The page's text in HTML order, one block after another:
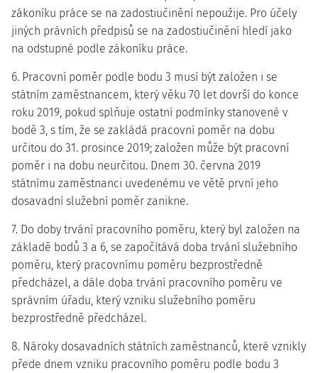
zákoníku práce se na zadostiučinění nepoužije. Pro účely
jiných právních předpisů se na zadostiučinění hledí jako
na odstupné podle zákoníku práce.
6. Pracovní poměr podle bodu 3 musí být založen i se
státním zaměstnancem, který věku 70 let dovrší do konce
roku 2019, pokud splňuje ostatní podmínky stanovené v
bodě 3, s tím, že se zakládá pracovní poměr na dobu
určitou do 31. prosince 2019; založen může být pracovní
poměr i na dobu neurčitou. Dnem 30. června 2019
státnímu zaměstnanci uvedenému ve větě první jeho
dosavadní služební poměr zanikne.
7. Do doby trvání pracovního poměru, který byl založen na
základě bodů 3 a 6, se započítává doba trvání služebního
poměru, který pracovnímu poměru bezprostředně
předcházel, a dále doba trvání pracovního poměru ve
správním úřadu, který vzniku služebního poměru
bezprostředně předcházel.
8. Nároky dosavadních státních zaměstnanců, které vznikly
přede dnem vzniku pracovního poměru podle bodu 3